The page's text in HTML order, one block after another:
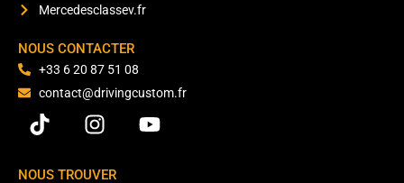
Mercedesclassev.fr
NOUS CONTACTER
+33 6 20 87 51 08
contact@drivingcustom.fr
NOUS TROUVER